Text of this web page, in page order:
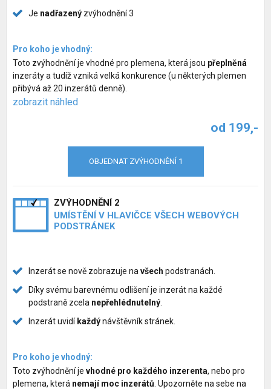
Chovatelské potřeby pro psy
Společné venčení psů
Zvýhodnění inzerátů
Je nadřazený zvýhodnění 3
Pro koho je vhodný:
Toto zvýhodnění je vhodné pro plemena, která jsou přeplněná
inzeráty a tudíž vzniká velká konkurence (u některých plemen
přibývá až 20 inzerátů denně).
zobrazit náhled
od 199,-
OBJEDNAT ZVÝHODNĚNÍ 1
ZVÝHODNĚNÍ 2
UMÍSTĚNÍ V HLAVIČCE VŠECH WEBOVÝCH
PODSTRÁNEK
Inzerát se nově zobrazuje na všech podstranách.
Díky svému barevnému odlišení je inzerát na každé
podstraně zcela nepřehlédnutelný
Inzerát uvidí každýnávštěvník stránek.
Pro koho je vhodný:
Toto zvýhodnění je vhodné pro každého inzerenta, nebo pro
plemena, která nemají moc inzerátů . Upozorněte na sebe na